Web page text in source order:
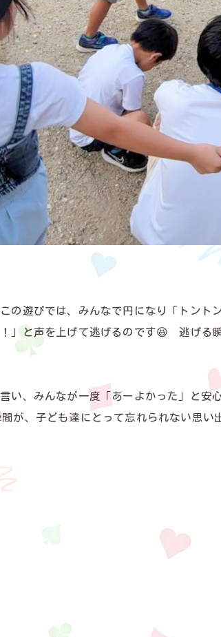
の遊びでは、みんなで円になり「トント
」と声を上げて逃げるのです😆 逃げる
い、みんなが一度「あーよかった」と安
が、子ども達にとって忘れられない思い